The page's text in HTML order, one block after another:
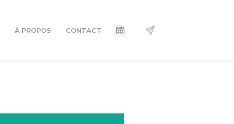
À PROPOS CONTACT